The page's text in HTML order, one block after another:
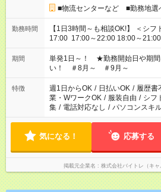
■物流センターなど ■勤務地選
勤務時間
【1日3時間～も相談OK!】 ＜シフト例＞ 9:00～12:00 12:00～
17:00 17:00～22:00 18:00～21:00 など こちら以外の
お気軽にご相談ください！
期間
単発1日～！ ★勤務開始日や期間
い！ ＃8月～ ＃9月～
特徴 週1日からOK / 日払いOK / 履歴書
業・WワークOK / 服装自由 / シフ
集 / 電話対応なし / パソコンスキ
気になる！ 応募する
掲載元企業名 株式会社バイトレ（キャ